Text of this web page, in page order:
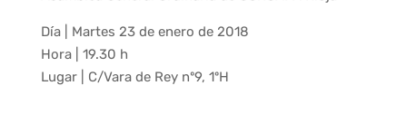
Día | Martes 23 de enero de 2018
Hora | 19.30 h
Lugar | C/Vara de Rey nº9, 1ºH